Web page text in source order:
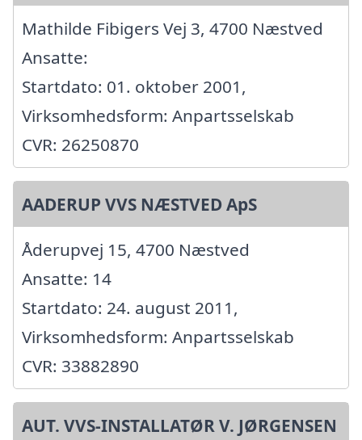
Mathilde Fibigers Vej 3, 4700 Næstved
Ansatte:
Startdato: 01. oktober 2001,
Virksomhedsform: Anpartsselskab
CVR: 26250870
AADERUP VVS NÆSTVED ApS
Åderupvej 15, 4700 Næstved
Ansatte: 14
Startdato: 24. august 2011,
Virksomhedsform: Anpartsselskab
CVR: 33882890
AUT. VVS-INSTALLATØR V. JØRGENSEN